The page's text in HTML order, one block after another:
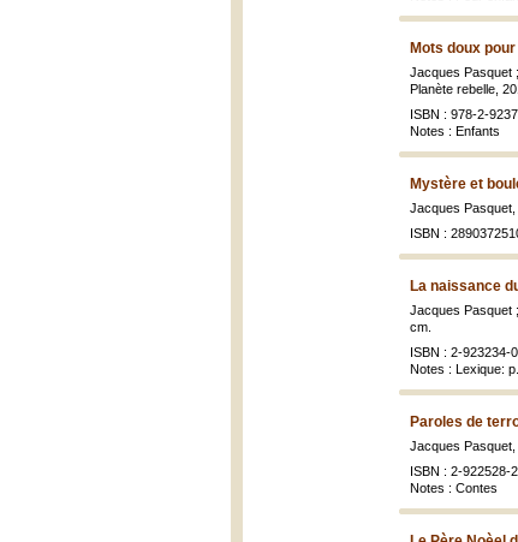
Mots doux
Jacques Pasquet
Planète rebelle,
ISBN : 978-2-
Notes : Enfants
Mystère et
Jacques Pasquet,
ISBN :
La naissance
Jacques Pasquet
cm.
ISBN : 2-923234-
Notes : Lexique:
Paroles de
Jacques Pasquet,
ISBN : 2-922528-
Notes : Contes